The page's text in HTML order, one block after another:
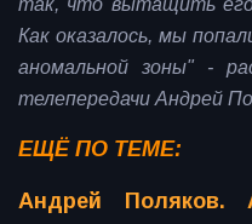
так, что вытащить
Как оказалось, мы
аномальной зоны" -
телепередачи Андрей
ЕЩЁ ПО ТЕМЕ:
Андрей Поляков.